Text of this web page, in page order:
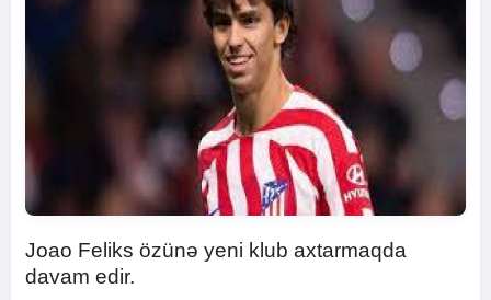
Joao Feliks özünə yeni klub axtarmaqda
davam edir.